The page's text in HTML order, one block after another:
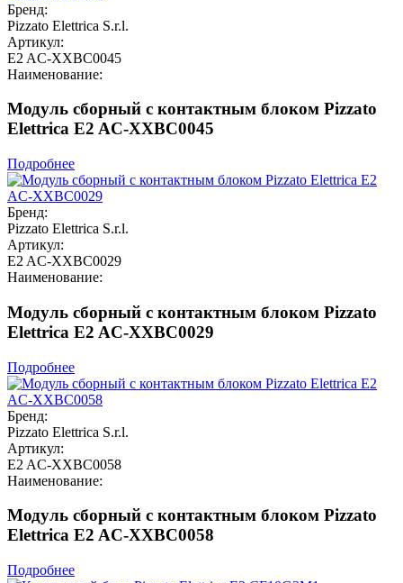
Бренд:
Pizzato Elettrica S.r.l.
Артикул:
E2 AC-XXBC0045
Наименование:
Модуль сборный с контактным блоком Pizzato
Elettrica E2 AC-XXBC0045
Подробнее
Бренд:
Pizzato Elettrica S.r.l.
Артикул:
E2 AC-XXBC0029
Наименование:
Модуль сборный с контактным блоком Pizzato
Elettrica E2 AC-XXBC0029
Подробнее
Бренд:
Pizzato Elettrica S.r.l.
Артикул:
E2 AC-XXBC0058
Наименование:
Модуль сборный с контактным блоком Pizzato
Elettrica E2 AC-XXBC0058
Подробнее